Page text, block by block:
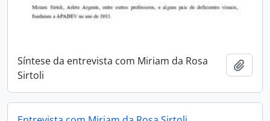
Síntese da entrevista com Miriam da Rosa
Sirtoli